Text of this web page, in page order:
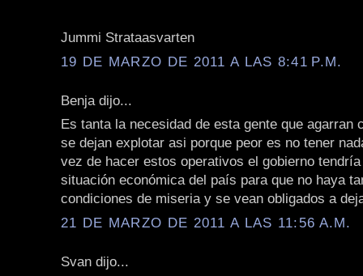
Jummi Strataasvarten
19 DE MARZO DE 2011 A LAS 8:41 P.M.
Benja dijo...
Es tanta la necesidad de esta gente que agarran
se dejan explotar asi porque peor es no tener
vez de hacer estos operativos el gobierno
situación económica del país para que no haya
condiciones de miseria y se vean obligados a
21 DE MARZO DE 2011 A LAS 11:56 A.M.
Svan dijo...